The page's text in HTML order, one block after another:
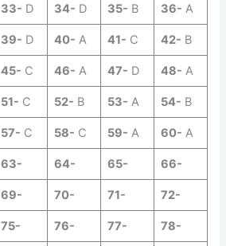
33- D 34- D 35- B 36- A
39- D 40- A 41- C 42- B
45- C 46- A 47- D 48- A
51- C 52- B 53- A 54- B
57- C 58- C 59- A 60- A
63- 64- 65- 66-
69- 70- 71- 72-
75- 76- 77- 78-